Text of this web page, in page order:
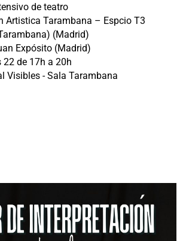
de teatro
Artistica Tarambana – Espcio T3
(Madrid)
Expósito (Madrid)
22 de 17h a 20h
Visibles - Sala Tarambana